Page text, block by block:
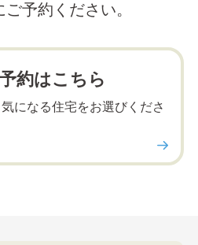
予約ください。
約はこちら
になる住宅をお選びくださ